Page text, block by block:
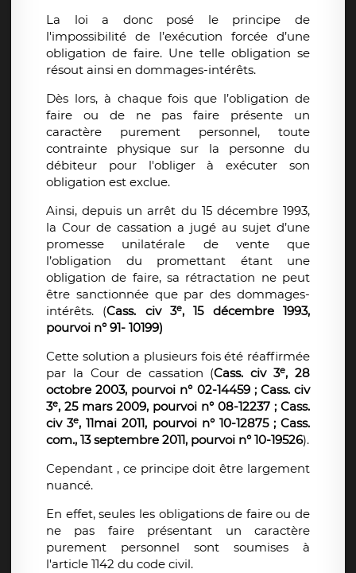
La loi a donc posé le principe de
l'impossibilité de l’exécution forcée d’une
obligation de faire. Une telle obligation se
résout ainsi en dommages-intérêts.
Dès lors, à chaque fois que l’obligation de
faire ou de ne pas faire présente un
caractère purement personnel, toute
contrainte physique sur la personne du
débiteur pour l'obliger à exécuter son
obligation est exclue.
Ainsi, depuis un arrêt du 15 décembre 1993,
la Cour de cassation a jugé au sujet d’une
promesse unilatérale de vente que
l’obligation du promettant étant une
obligation de faire, sa rétractation ne peut
être sanctionnée que par des dommages-
intérêts. (Cass. civ 3e, 15 décembre 1993,
pourvoi n° 91- 10199)
Cette solution a plusieurs fois été réaffirmée
par la Cour de cassation (Cass. civ 3e, 28
octobre 2003, pourvoi n° 02-14459 ; Cass. civ
3e, 25 mars 2009, pourvoi n° 08-12237 ; Cass.
civ 3e, 11mai 2011, pourvoi n° 10-12875 ; Cass.
com., 13 septembre 2011, pourvoi n° 10-19526).
Cependant , ce principe doit être largement
nuancé.
En effet, seules les obligations de faire ou de
ne pas faire présentant un caractère
purement personnel sont soumises à
l'article 1142 du code civil.